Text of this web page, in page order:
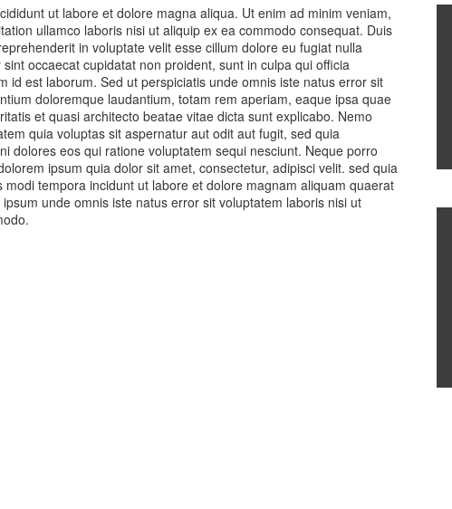
ut labore et dolore magna aliqua. Ut enim ad minim veniam,
ullamco laboris nisi ut aliquip ex ea commodo consequat. Duis
in voluptate velit esse cillum dolore eu fugiat nulla
occaecat cupidatat non proident, sunt in culpa qui officia
id est laborum. Sed ut perspiciatis unde omnis iste natus error sit
doloremque laudantium, totam rem aperiam, eaque ipsa quae
et quasi architecto beatae vitae dicta sunt explicabo. Nemo
quia voluptas sit aspernatur aut odit aut fugit, sed quia
dolores eos qui ratione voluptatem sequi nesciunt. Neque porro
ipsum quia dolor sit amet, consectetur, adipisci velit. sed quia
modi tempora incidunt ut labore et dolore magnam aliquam quaerat
unde omnis iste natus error sit voluptatem laboris nisi ut